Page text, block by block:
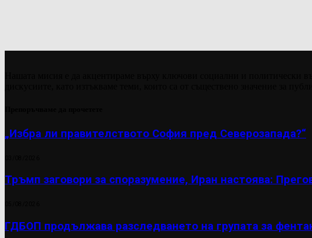
„Избра ли правителството София пред Северозапада?“
Тръмп заговори за споразумение, Иран настоява:
ГДБОП продължава разследването на групата за